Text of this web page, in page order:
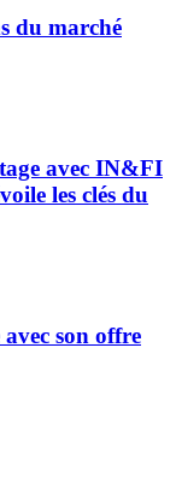
du marché
avec IN&FI
les clés du
son offre